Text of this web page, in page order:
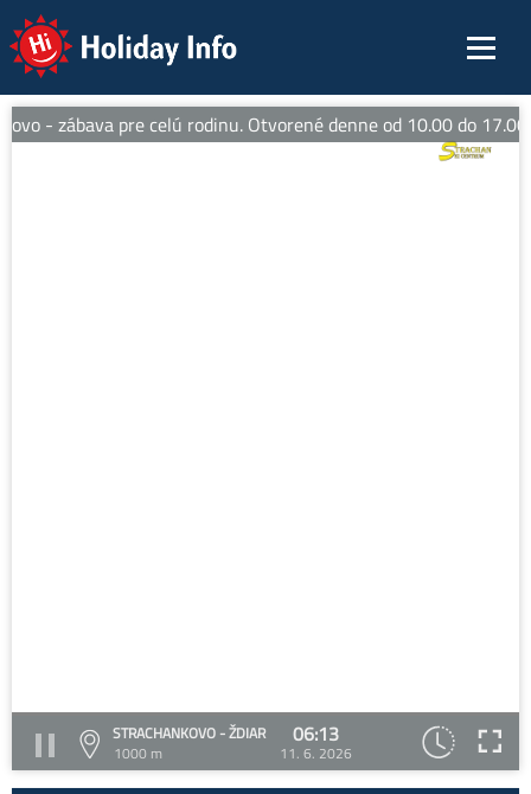
Holiday Info
- zábava pre celú rodinu. Otvorené denne od 10.00 do
STRACHANKOVO - ŽDIAR
1000 m
06:13
11. 6. 2026